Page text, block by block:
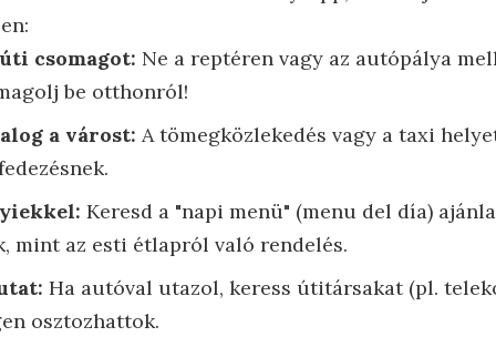
csomagot: Ne a reptéren vagy az autópálya
be otthonról!
a várost: A tömegközlekedés vagy a taxi
Keresd a "napi menü" (menu del día)
mint az esti étlapról való rendelés.
Ha autóval utazol, keress útitársakat (pl.
osztozhattok.